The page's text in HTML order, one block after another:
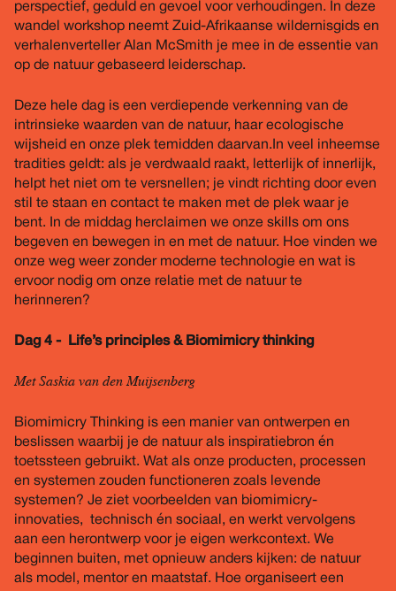
perspectief, geduld en gevoel voor verhoudingen. In deze
wandel workshop neemt Zuid-Afrikaanse wildernisgids en
verhalenverteller Alan McSmith je mee in de essentie van
op de natuur gebaseerd leiderschap.
Deze hele dag is een verdiepende verkenning van de
intrinsieke waarden van de natuur, haar ecologische
wijsheid en onze plek temidden daarvan.In veel inheemse
tradities geldt: als je verdwaald raakt, letterlijk of innerlijk,
helpt het niet om te versnellen; je vindt richting door even
stil te staan en contact te maken met de plek waar je
bent. In de middag herclaimen we onze skills om ons
begeven en bewegen in en met de natuur. Hoe vinden we
onze weg weer zonder moderne technologie en wat is
ervoor nodig om onze relatie met de natuur te
herinneren?
Dag 4 - Life’s principles & Biomimicry thinking
Met Saskia van den Muijsenberg
Biomimicry Thinking is een manier van ontwerpen en
beslissen waarbij je de natuur als inspiratiebron én
toetssteen gebruikt. Wat als onze producten, processen
en systemen zouden functioneren zoals levende
systemen? Je ziet voorbeelden van biomimicry-
innovaties, technisch én sociaal, en werkt vervolgens
aan een herontwerp voor je eigen werkcontext. We
beginnen buiten, met opnieuw anders kijken: de natuur
als model, mentor en maatstaf. Hoe organiseert een